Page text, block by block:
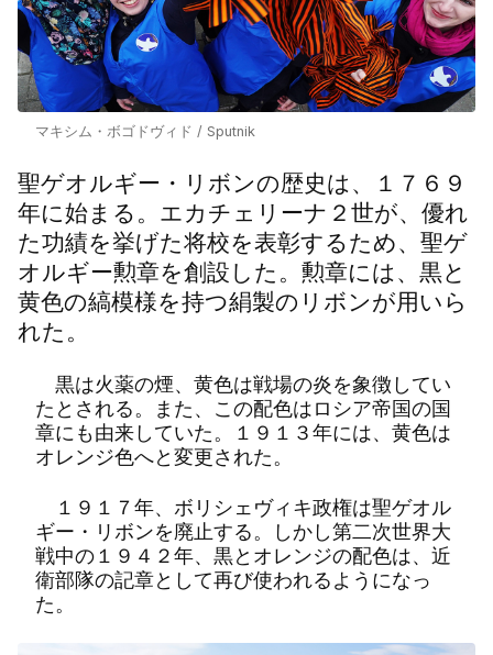
マキシム・ボゴドヴィド / Sputnik
聖ゲオルギー・リボンの歴史は、１７６９
年に始まる。エカチェリーナ２世が、優れ
た功績を挙げた将校を表彰するため、聖ゲ
オルギー勲章を創設した。勲章には、黒と
黄色の縞模様を持つ絹製のリボンが用いら
れた。
黒は火薬の煙、黄色は戦場の炎を象徴してい
たとされる。また、この配色はロシア帝国の国
章にも由来していた。１９１３年には、黄色は
オレンジ色へと変更された。
１９１７年、ボリシェヴィキ政権は聖ゲオル
ギー・リボンを廃止する。しかし第二次世界大
戦中の１９４２年、黒とオレンジの配色は、近
衛部隊の記章として再び使われるようになっ
た。